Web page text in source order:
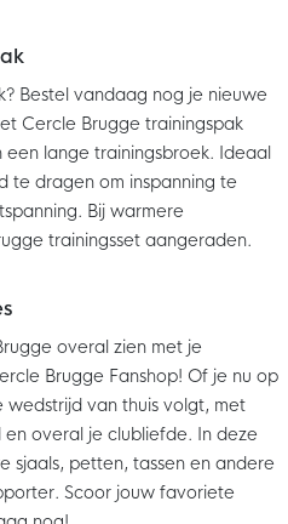
Bestel vandaag nog je nieuwe
Cercle Brugge trainingspak
lange trainingsbroek. Ideaal
te dragen om inspanning te
Bij warmere
trainingsset aangeraden.
overal zien met je
Brugge Fanshop! Of je nu op
van thuis volgt, met
overal je clubliefde. In deze
sjaals, petten, tassen en andere
Scoor jouw favoriete